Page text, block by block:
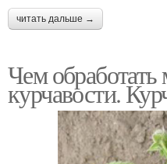
читать дальше →
Чем обработать
курчавости.